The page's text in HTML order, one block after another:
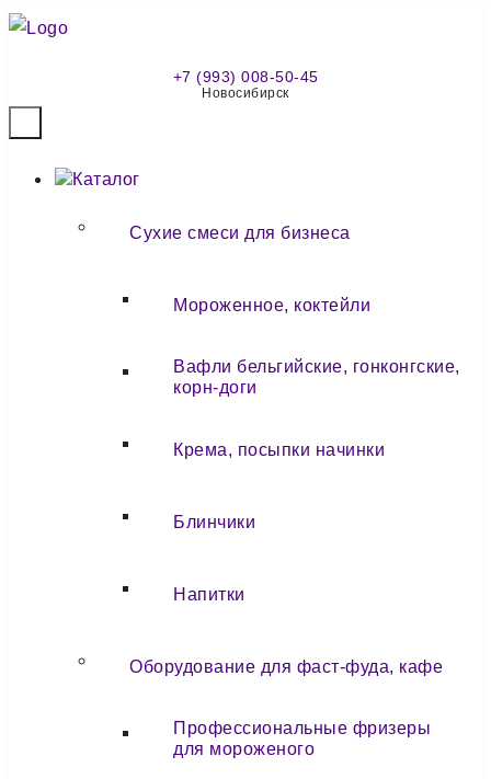
+7 (993) 008-50-45
Новосибирск
Каталог
Сухие смеси для бизнеса
Мороженное, коктейли
Вафли бельгийские, гонконгские,
корн-доги
Крема, посыпки начинки
Блинчики
Напитки
Оборудование для фаст-фуда, кафе
Профессиональные фризеры
для мороженого